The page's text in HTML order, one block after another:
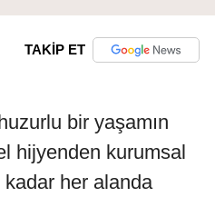
TAKİP ET
bir yaşamın
hijyenden kurumsal
her alanda